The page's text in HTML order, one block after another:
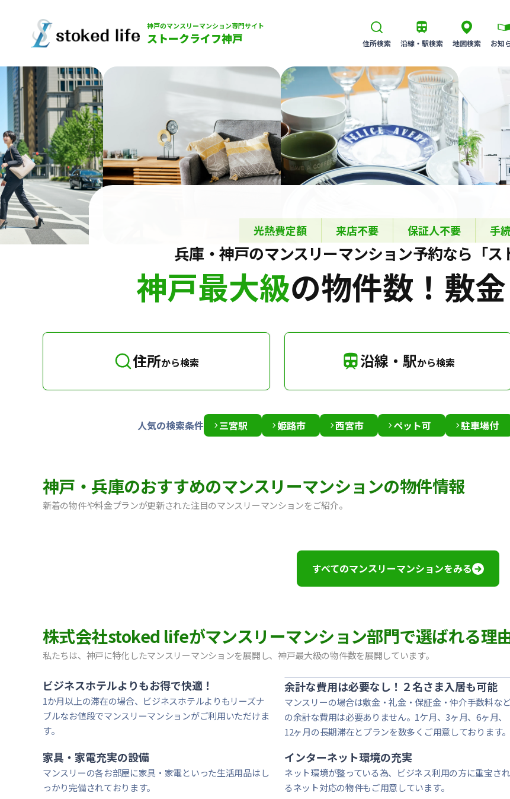
神戸のマンスリーマンション専門サイト
ストークライフ神戸 住所検索 沿線・駅検索 地図検索 お知
光熱費定額 来店不要 保証人不要 手
兵庫・神戸のマンスリーマンション予約なら 「
神戸最大級の物件数！ 敷
住所から検索 沿線・駅から検索
人気の検索条件 三宮駅 姫路市 西宮市 ペット可 駐車場付
神戸・兵庫のおすすめのマンスリーマンションの物件情報
新着の物件や料金プランが更新された注目のマンスリーマンションをご紹介。
【灘区・JR六甲道】Sステイ六甲道SOUTH・OL｜禁煙ルーム・Wi-Fiレンタル可（有料）
【東灘区・摂津本山】Sステイ本山サンハイツOL｜禁煙ルーム・Wi-Fiレンタル可（有料）｜神戸大学・甲南女
【東灘区・JR住吉】Sステイ神戸住吉本町OL｜禁煙ルーム・Wi-Fiレンタル可（有料）
【西宮北口】Sステイ西宮北口第２｜禁煙ルーム・Wi-Fiレンタル可｜オートロック｜西宮ガーデンズすぐ近く
【西宮北口】Sステイ西宮北口第２｜禁煙ルーム・Wi-Fiレンタル可｜オートロック｜西宮ガーデンズすぐ近く
すべてのマンスリーマンションをみる
株式会社stoked lifeがマンスリーマンション部門で選ばれる理
私たちは、神戸に特化したマンスリーマンションを展開し、神戸最大級の物件数を展開しています。
ビジネスホテルよりもお得で快適！
1か月以上の滞在の場合、ビジネスホテルよりもリーズナ
ブルなお値段でマンスリーマンションがご利用いただけま
す。
余計な費用は必要なし！２名さま入居も可能
マンスリーの場合は敷金・礼金・保証金・仲介手数料な
の余計な費用は必要ありません。1ケ月、3ヶ月、6ヶ月、
12ヶ月の長期滞在とプランを数多くご用意しております。
家具・家電充実の設備
マンスリーの各お部屋に家具・家電といった生活用品はし
っかり完備されております。
インターネット環境の充実
ネット環境が整っている為、ビジネス利用の方に重宝され
るネット対応の物件もご用意しています。